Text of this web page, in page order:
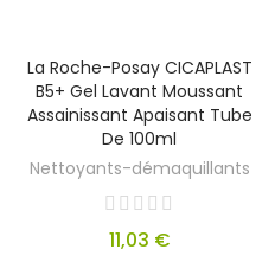
La Roche-Posay CICAPLAST
B5+ Gel Lavant Moussant
Assainissant Apaisant Tube
De 100ml
Nettoyants-démaquillants
11,03 €